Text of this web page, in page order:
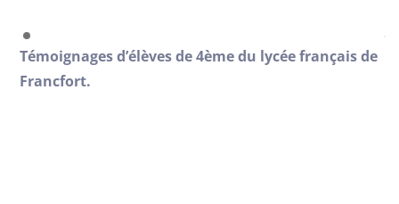
Témoignages d’élèves de 4ème du lycée français de
Francfort.